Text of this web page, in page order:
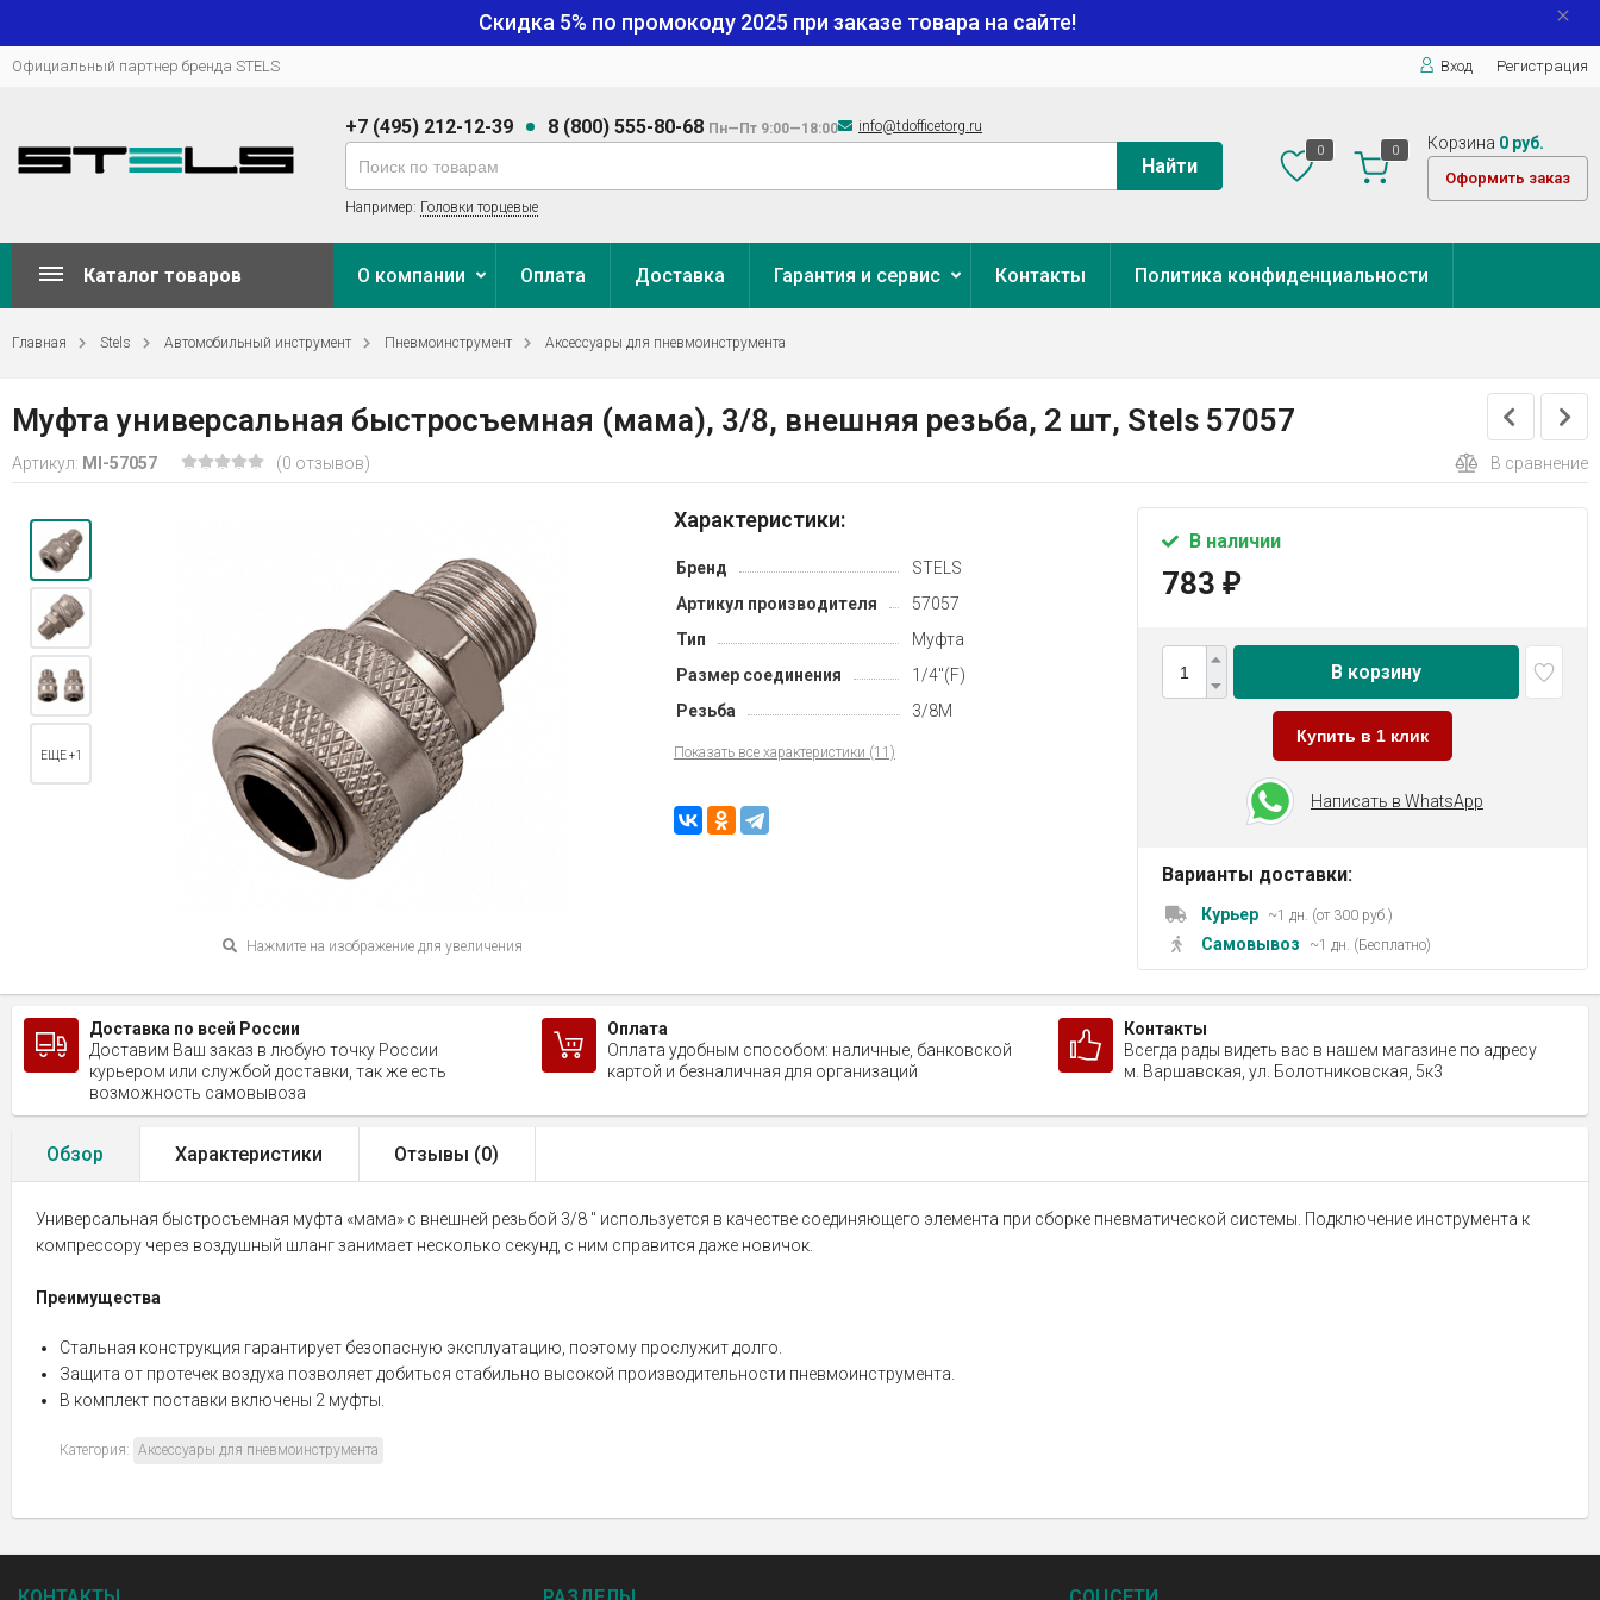
Скидка 5% по промокоду 2025 при заказе товара на сайте!
Официальный партнер бренда STELS Вход Регистрация
+7 (495) 212-12-39 8 (800) 555-80-68 Пн—Пт 9:00—18:00 info@tdofficetorg.ru
Найти
Например: Головки торцевые
0 0 Корзина 0 руб.
Оформить заказ
Каталог товаров О компании Оплата Доставка Гарантия и сервис Контакты Политика конфиденциальности
Главная Stels Автомобильный инструмент Пневмоинструмент Аксессуары для пневмоинструмента
Муфта универсальная быстросъемная (мама), 3/8, внешняя резьба, 2 шт, Stels 57057
Артикул: MI-57057 (0 отзывов) В сравнение
Нажмите на изображение для увеличения
ЕЩЕ +1
Характеристики:
Бренд
STELS
Артикул производителя
57057
Тип
Муфта
Размер соединения
1/4"(F)
Резьба
3/8M
Показать все характеристики (11)
В наличии
783 ₽
В корзину
Купить в 1 клик
Написать в WhatsApp
Варианты доставки:
Курьер ~1 дн. (от 300 руб.)
Самовывоз ~1 дн. (Бесплатно)
Доставка по всей России
Доставим Ваш заказ в любую точку России
курьером или службой доставки, так же есть
возможность самовывоза
Оплата
Оплата удобным способом: наличные, банковской
картой и безналичная для организаций
Контакты
Всегда рады видеть вас в нашем магазине по адресу
м. Варшавская, ул. Болотниковская, 5к3
Обзор Характеристики Отзывы (0)
Универсальная быстросъемная муфта «мама» с внешней резьбой 3/8 " используется в качестве соединяющего элемента при сборке пневматической системы. Подключение инструмента к
компрессору через воздушный шланг занимает несколько секунд, с ним справится даже новичок.
Преимущества
Стальная конструкция гарантирует безопасную эксплуатацию, поэтому прослужит долго.
Защита от протечек воздуха позволяет добиться стабильно высокой производительности пневмоинструмента.
В комплект поставки включены 2 муфты.
Категория: Аксессуары для пневмоинструмента